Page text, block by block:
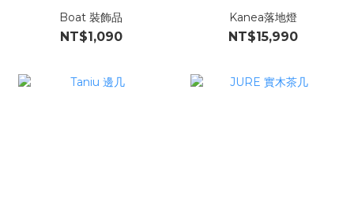
Boat 裝飾品
NT$1,090
Kanea落地燈
NT$15,990